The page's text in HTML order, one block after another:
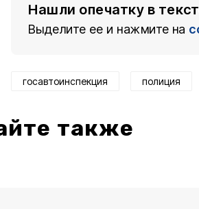
Нашли опечатку в
Выделите ее и нажмите на
госавтоинспекция полиция
также